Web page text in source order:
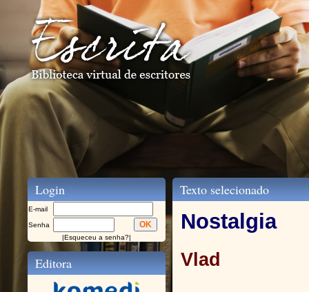
Login
E-mail
Senha
|Esqueceu a senha?|
Editora
Texto selecionado
Nostalgia
Vlad